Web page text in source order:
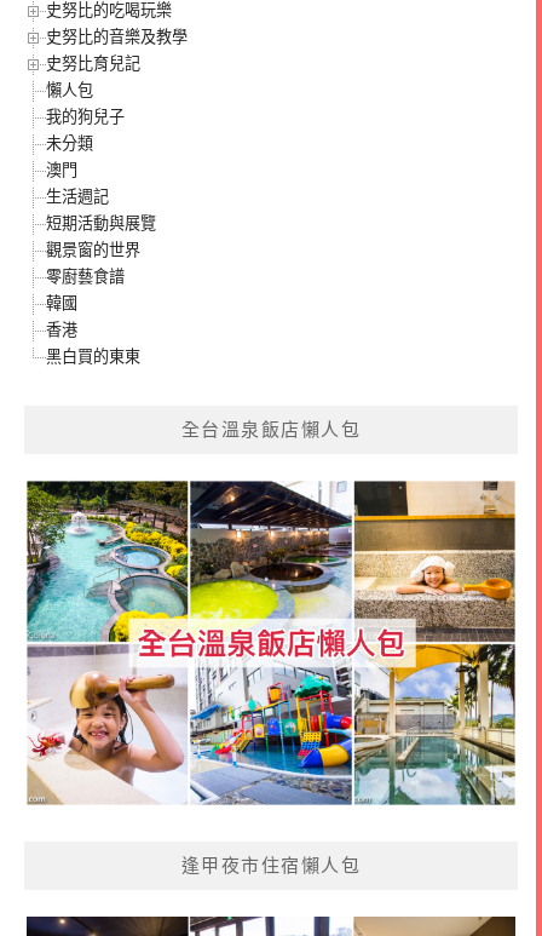
史努比的吃喝玩樂
史努比的音樂及教學
史努比育兒記
懶人包
我的狗兒子
未分類
澳門
生活週記
短期活動與展覽
觀景窗的世界
零廚藝食譜
韓國
香港
黑白買的東東
全台溫泉飯店懶人包
逢甲夜市住宿懶人包